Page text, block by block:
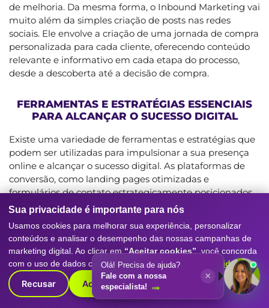
de melhoria. Da mesma forma, o Inbound Marketing vai
muito além da simples criação de posts nas redes
sociais. Ele envolve a criação de uma jornada de compra
personalizada para cada cliente, oferecendo conteúdo
relevante e informativo em cada etapa do processo,
desde a descoberta até a decisão de compra.
FERRAMENTAS E ESTRATÉGIAS ESSENCIAIS
PARA ALCANÇAR O SUCESSO DIGITAL
Existe uma variedade de ferramentas e estratégias que
podem ser utilizadas para impulsionar a sua presença
online e alcançar o sucesso digital. As plataformas de
conversão, como landing pages otimizadas e
formulários de contato estrategicamente posicionados,
são essenciais para capturar leads qualificados e
transformar visitantes em clientes. As campanhas de
redes sociais permitem alcançar um público amplo e
segmentado, aumentando a visibilidade da sua marca e
gerando engajamento com os seus seguidores. As
estratégias de MKT2 Startups e Marketing B2B são
direcionadas para empresas que buscam crescer,
escalar suas operações e conquistar novos mercados.
Sua privacidade é importante para nós
Usamos cookies para melhorar sua experiência, personalizar
conteúdos e analisar o desempenho das nossas campanhas de
marketing digital. Ao clicar em “Aceitar cookies” , você concorda
com o uso de dados conforme nossaPolítica de Privacidade.
Recusar Aceitar cookies
Olá! Precisa de ajuda?
Fale com a nossa
especialista!
×